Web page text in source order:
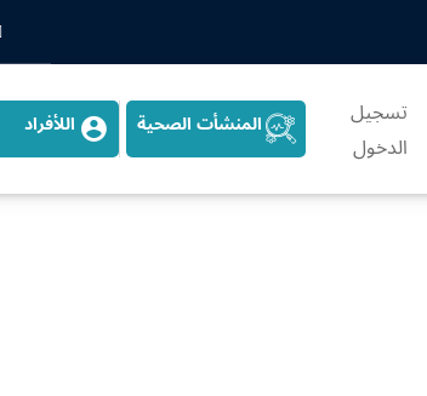
تسجيل
الدخول
المنشأت الصحية اللأفراد